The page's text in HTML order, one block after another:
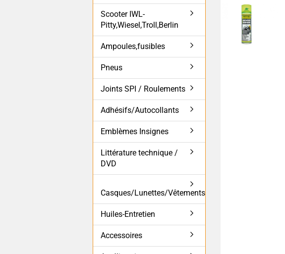
Scooter IWL-
Pitty,Wiesel,Troll,Berlin
Ampoules,fusibles
Pneus
Joints SPI / Roulements
Adhésifs/Autocollants
Emblèmes Insignes
Littérature technique /
DVD
Casques/Lunettes/Vêtements
Huiles-Entretien
Accessoires